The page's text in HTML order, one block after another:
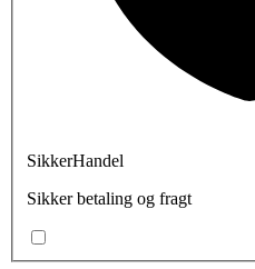
SikkerHandel
Sikker betaling og fragt